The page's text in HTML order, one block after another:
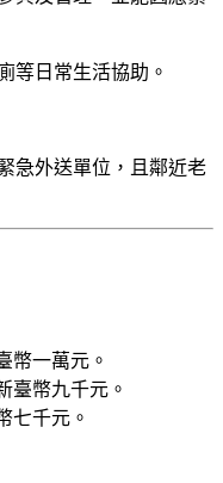
等日常生活協助。
急外送單位，且鄰近老
幣一萬元。
臺幣九千元。
七千元。